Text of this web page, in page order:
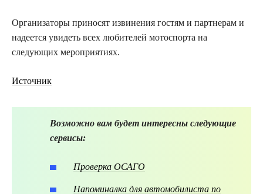
Организаторы приносят извинения гостям и партнерам и
надеется увидеть всех любителей мотоспорта на
следующих мероприятиях.
Источник
Возможно вам будет интересны следующие
сервисы:
Проверка ОСАГО
Напоминалка для автомобилиста по